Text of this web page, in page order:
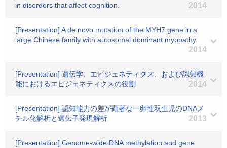
in disorders that affect cognition.
2014
[Presentation] A de novo mutation of the MYH7 gene in a
large Chinese family with autosomal dominant myopathy.
2014
[Presentation] 遺伝学、エピジェネティクス、および認知機
能におけるエピジェネティクスの役割
2014
[Presentation] 認知能力の差が顕著な一卵性双生児のDNAメ
チル化解析と遺伝子発現解析
2013
[Presentation] Genome-wide DNA methylation and gene